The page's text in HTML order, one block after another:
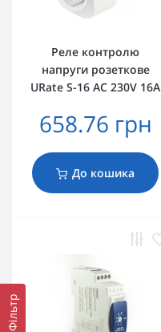
Фільтр
Реле контролю
напруги розеткове
URate S-16 AC 230V 16A
658.76 грн
До кошика